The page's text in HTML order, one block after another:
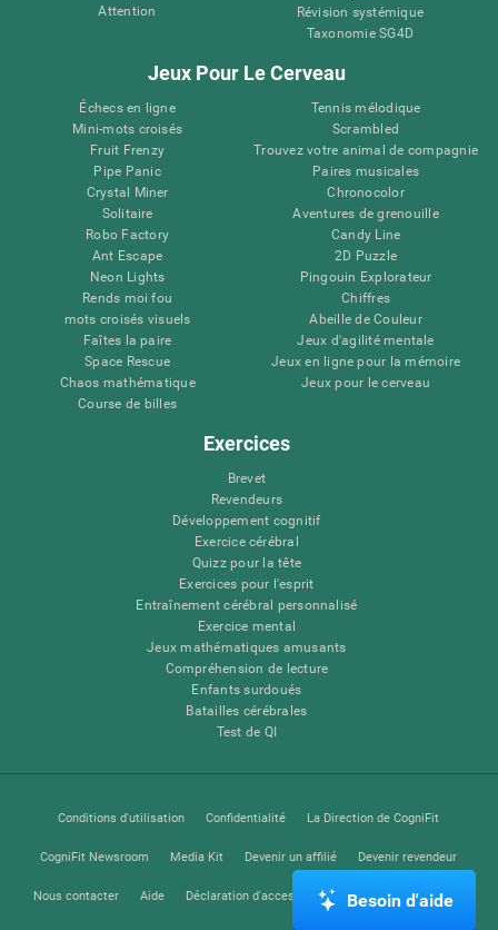
Attention
Révision systémique
Taxonomie SG4D
Jeux Pour Le Cerveau
Échecs en ligne
Mini-mots croisés
Fruit Frenzy
Pipe Panic
Crystal Miner
Solitaire
Robo Factory
Ant Escape
Neon Lights
Rends moi fou
mots croisés visuels
Faîtes la paire
Space Rescue
Chaos mathématique
Course de billes
Tennis mélodique
Scrambled
Trouvez votre animal de compagnie
Paires musicales
Chronocolor
Aventures de grenouille
Candy Line
2D Puzzle
Pingouin Explorateur
Chiffres
Abeille de Couleur
Jeux d'agilité mentale
Jeux en ligne pour la mémoire
Jeux pour le cerveau
Exercices
Brevet
Revendeurs
Développement cognitif
Exercice cérébral
Quizz pour la tête
Exercices pour l'esprit
Entraînement cérébral personnalisé
Exercice mental
Jeux mathématiques amusants
Compréhension de lecture
Enfants surdoués
Batailles cérébrales
Test de QI
Conditions d'utilisation Confidentialité La Direction de CogniFit
CogniFit Newsroom Media Kit Devenir un affilié Devenir revendeur
Nous contacter Aide Déclaration d'accessibilité Centre de Confiance
Besoin d'aide